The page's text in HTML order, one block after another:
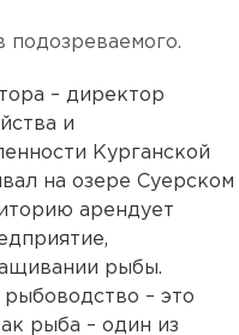
– директор
и
Курганской
на озере Суерском
арендует
рыбы.
рыбоводство – это
рыба – один из